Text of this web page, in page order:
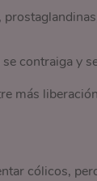
contraiga y
más
cólicos,